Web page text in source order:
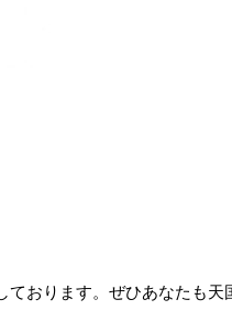
ております。ぜひあなたも天